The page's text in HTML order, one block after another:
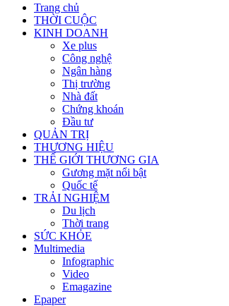
Trang chủ
THỜI CUỘC
KINH DOANH
Xe plus
Công nghệ
Ngân hàng
Thị trường
Nhà đất
Chứng khoán
Đầu tư
QUẢN TRỊ
THƯƠNG HIỆU
THẾ GIỚI THƯƠNG GIA
Gương mặt nổi bật
Quốc tế
TRẢI NGHIỆM
Du lịch
Thời trang
SỨC KHỎE
Multimedia
Infographic
Video
Emagazine
Epaper